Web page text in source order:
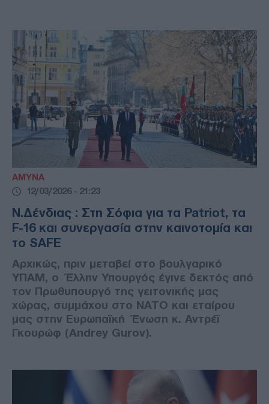
ΑΜΥΝΑ
12/03/2026 - 21:23
Ν.Δένδιας : Στη Σόφια για τα Patriot, τα
F-16 και συνεργασία στην καινοτομία και
το SAFE
Αρχικώς, πριν μεταβεί στο βουλγαρικό
ΥΠΑΜ, ο Έλλην Υπουργός έγινε δεκτός από
τον Πρωθυπουργό της γειτονικής μας
χώρας, συμμάχου στο ΝΑΤΟ και εταίρου
μας στην Ευρωπαϊκή Ένωση κ. Αντρέϊ
Γκουρώφ (Andrey Gurov).